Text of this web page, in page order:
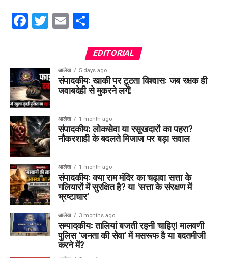
Facebook
Twitter
EmailShare
EDITORIAL
आलेख 5 days ago
संपादकीय: खाकी पर टूटता विश्वास: जब रक्षक ही
जवाबदेही से मुकरने लगें!
आलेख 1 month ago
संपादकीय: लोकसेवा या रसूखदारों का पहरा?
नौकरशाही के बदलते मिजाज पर बड़ा सवाल
आलेख 1 month ago
संपादकीय: क्या राम मंदिर का चढ़ावा सत्ता के
गलियारों में सुरक्षित है? या ‘सत्ता के संरक्षण में
भ्रष्टाचार’
आलेख 3 months ago
सम्पादकीय: तालियां बजती रहनी चाहिए! मालवणी
पुलिस ‘जनता की सेवा’ में मसरूफ है या बदतमीजी
करने में?